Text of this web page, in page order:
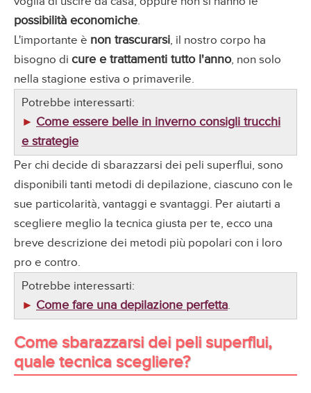
possibilità economiche.
L'importante è non trascurarsi, il nostro corpo ha
bisogno di cure e trattamenti tutto l'anno, non solo
nella stagione estiva o primaverile.
Potrebbe interessarti:
► Come essere belle in inverno consigli trucchi
e strategie
Per chi decide di sbarazzarsi dei peli superflui, sono
disponibili tanti metodi di depilazione, ciascuno con le
sue particolarità, vantaggi e svantaggi. Per aiutarti a
scegliere meglio la tecnica giusta per te, ecco una
breve descrizione dei metodi più popolari con i loro
pro e contro.
Potrebbe interessarti:
► Come fare una depilazione perfetta.
Come sbarazzarsi dei peli superflui,
quale tecnica scegliere?